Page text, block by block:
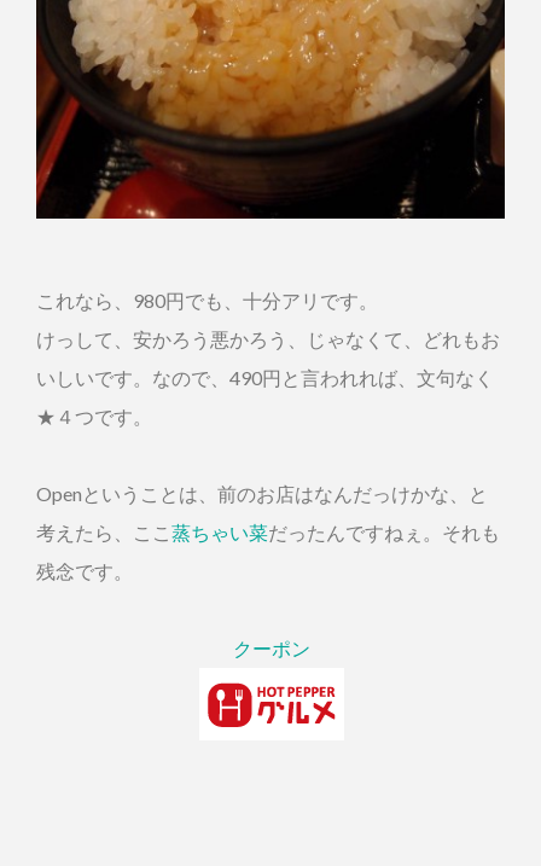
これなら、980円でも、十分アリです。
けっして、安かろう悪かろう、じゃなくて、どれもお
いしいです。なので、490円と言われれば、文句なく
★４つです。
Openということは、前のお店はなんだっけかな、と
考えたら、ここ 蒸ちゃい菜だったんですねぇ。それも
残念です。
クーポン